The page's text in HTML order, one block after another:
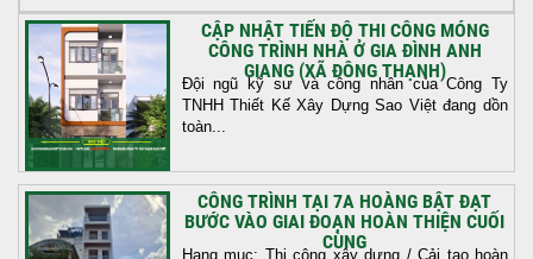
CẬP NHẬT TIẾN ĐỘ THI CÔNG MÓNG
CÔNG TRÌNH NHÀ Ở GIA ĐÌNH ANH
GIANG (XÃ ĐÔNG THẠNH)
Đội ngũ kỹ sư và công nhân của Công Ty
TNHH Thiết Kế Xây Dựng Sao Việt đang dồn
toàn...
CÔNG TRÌNH TẠI 7A HOÀNG BẬT ĐẠT
BƯỚC VÀO GIAI ĐOẠN HOÀN THIỆN CUỐI
CÙNG
Hạng mục: Thi công xây dựng / Cải tạo hoàn